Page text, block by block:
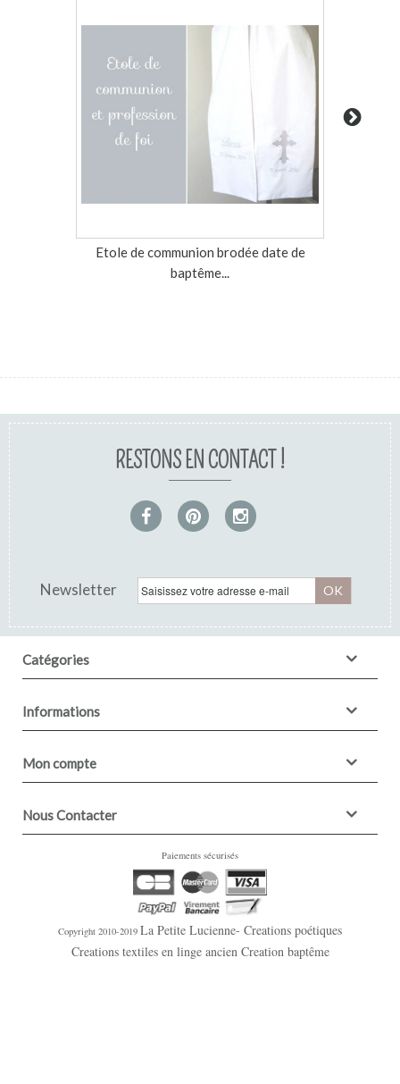
Etole de communion brodée date de
baptême...
gris...
RESTONS EN CONTACT !
Newsletter OK
Catégories
Informations
Mon compte
Nous Contacter
Paiements sécurisés
Copyright 2010-2019 La Petite Lucienne- Creations poétiques
Creations textiles en linge ancien Creation baptême